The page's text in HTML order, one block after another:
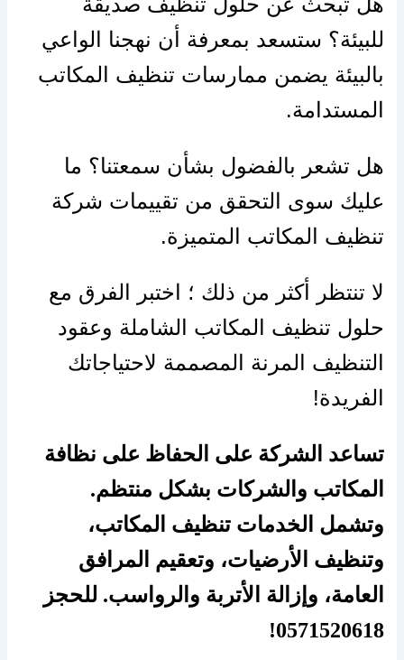
للبيئة؟ ستسعد بمعرفة أن نهجنا الواعي
بالبيئة يضمن ممارسات تنظيف المكاتب
المستدامة.
هل تشعر بالفضول بشأن سمعتنا؟ ما
عليك سوى التحقق من تقييمات شركة
تنظيف المكاتب المتميزة.
لا تنتظر أكثر من ذلك ؛ اختبر الفرق مع
حلول تنظيف المكاتب الشاملة وعقود
التنظيف المرنة المصممة لاحتياجاتك
الفريدة!
تساعد الشركة على الحفاظ على نظافة
المكاتب والشركات بشكل منتظم.
وتشمل الخدمات تنظيف المكاتب،
وتنظيف الأرضيات، وتعقيم المرافق
العامة، وإزالة الأتربة والرواسب. للحجز
0571520618!